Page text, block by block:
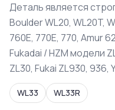
Деталь является
Boulder WL20, WL20T,
760E, 770E, 770, Amur
Fukadai / HZM модели
ZL30, Fukai ZL930, 936,
WL33 WL33R